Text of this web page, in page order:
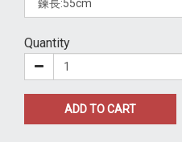
Quantity
ADD TO CART